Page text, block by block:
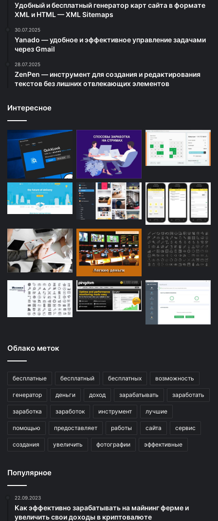
Удобный и бесплатный генератор карт сайта в формате
XML и HTML — XML Sitemaps
30.07.2025
Yanado — удобное и эффективное управление задачами
через Gmail
28.07.2025
ZenPen — инструмент для создания и редактирования
текстов без лишних отвлекающих элементов
Интересное
Облако меток
бесплатные бесплатный бесплатных возможность
генератор деньги доход зарабатывать заработать
заработка заработок инструмент лучшие
помощью предоставляет работы сайта сервис
создания увеличить фотографии эффективные
Популярное
22.09.2023
Как эффективно зарабатывать на майнинг ферме и
увеличить свои доходы в криптовалюте